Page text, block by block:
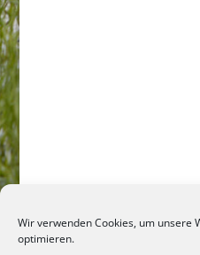
Wir verwenden Cookies, um unsere
optimieren.